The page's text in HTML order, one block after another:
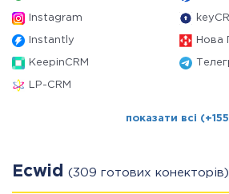
Instagram
Instantly Нова
KeepinCRM
LP-CRM
показати всі
Ecwid (309 готових конекторів)